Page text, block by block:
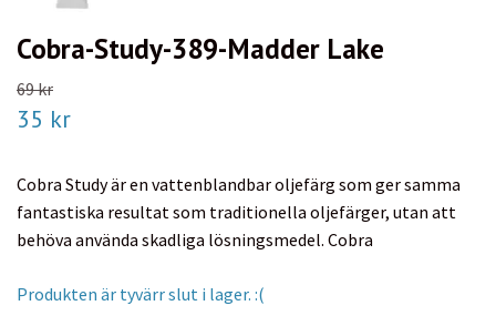
Cobra-Study-389-Madder Lake
69 kr
35 kr
Cobra Study är en vattenblandbar oljefärg som ger samma
fantastiska resultat som traditionella oljefärger, utan att
behöva använda skadliga lösningsmedel. Cobra
Produkten är tyvärr slut i lager. :(